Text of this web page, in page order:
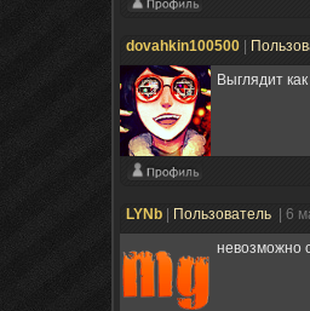
dovahkin100500
Выглядит
LYNb Пользователь
| 6
невозможно